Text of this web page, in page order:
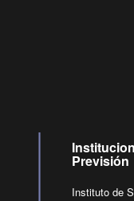
Previsión
Instituto de